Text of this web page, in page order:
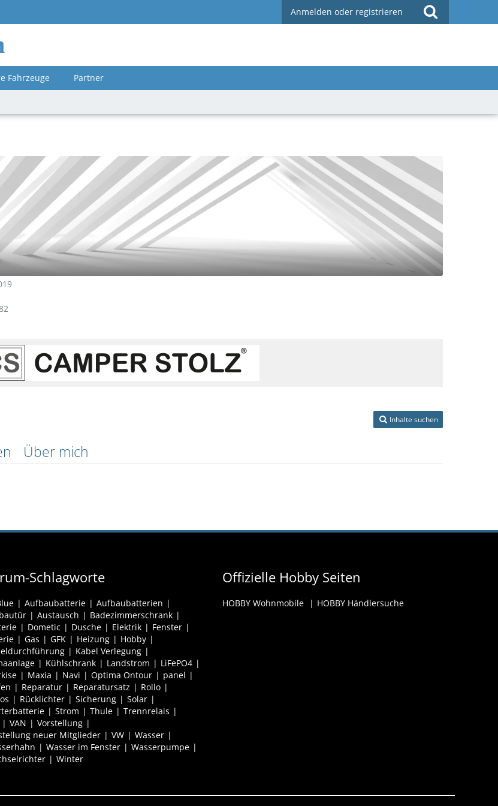
Anmelden oder registrieren
Fahrzeuge Partner
Inhalte suchen
Über mich
Schlagworte
Aufbaubatterie
Aufbaubatterien
Austausch
Badezimmerschrank
Dometic Dusche Elektrik
Fenster
Gas GFK Heizung
Hobby
Kabel Verlegung
Kühlschrank Landstrom
LiFePO4
Maxia Navi Optima Ontour
panel
Reparatur Reparatursatz
Rollo
Rücklichter Sicherung
Solar
Strom Thule
Trennrelais
VAN
Vorstellung
neuer Mitglieder
VW
Wasser
Wasser im Fenster
Wasserpumpe
Winter
Offizielle Hobby Seiten
HOBBY Wohnmobile HOBBY Händlersuche